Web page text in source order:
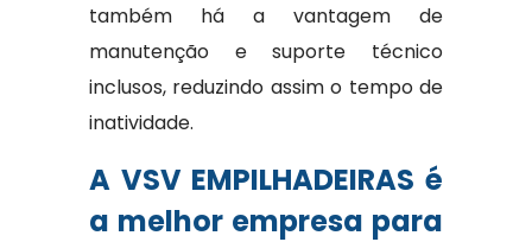
também há a vantagem de
manutenção e suporte técnico
inclusos, reduzindo assim o tempo de
inatividade.
A VSV EMPILHADEIRAS é
a melhor empresa para